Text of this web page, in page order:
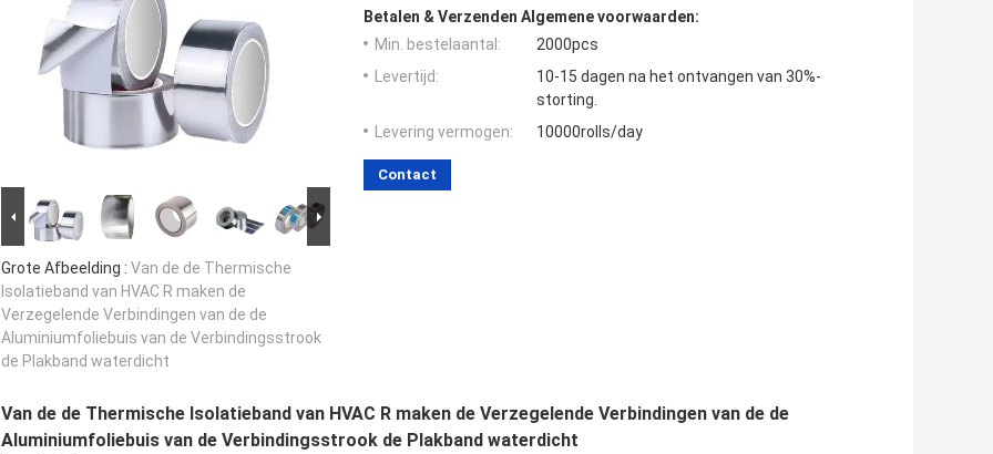
Grote Afbeelding : Van de de Thermische
Isolatieband van HVAC R maken de
Verzegelende Verbindingen van de de
Aluminiumfoliebuis van de Verbindingsstrook
de Plakband waterdicht
Betalen & Verzenden Algemene voorwaarden:
Min. bestelaantal:
2000pcs
Levertijd:
10-15 dagen na het ontvangen van 30%-
storting.
Levering vermogen:
10000rolls/day
Contact
Van de de Thermische Isolatieband van HVAC R maken de Verzegelende Verbindingen van de de
Aluminiumfoliebuis van de Verbindingsstrook de Plakband waterdicht